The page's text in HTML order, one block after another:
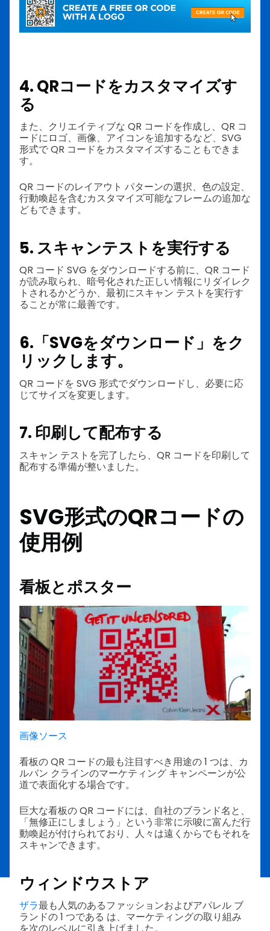
4. QRコードをカスタマイズす
る
また、クリエイティブな QR コードを作成し、QR コ
ードにロゴ、画像、アイコンを追加するなど、SVG
形式で QR コードをカスタマイズすることもできま
す。
QR コードのレイアウト パターンの選択、色の設定、
行動喚起を含むカスタマイズ可能なフレームの追加な
どもできます。
5. スキャンテストを実行する
QR コード SVG をダウンロードする前に、QR コード
が読み取られ、暗号化された正しい情報にリダイレク
トされるかどうか、最初にスキャン テストを実行す
ることが常に最善です。
6.「SVGをダウンロード」をク
リックします。
QR コードを SVG 形式でダウンロードし、必要に応
じてサイズを変更します。
7. 印刷して配布する
スキャン テストを完了したら、QR コードを印刷して
配布する準備が整いました。
SVG形式のQRコードの
使用例
看板とポスター
画像ソース
看板の QR コードの最も注目すべき用途の 1 つは、カ
ルバン クラインのマーケティング キャンペーンが公
道で表面化する場合です。
巨大な看板の QR コードには、自社のブランド名と、
「無修正にしましょう」という非常に示唆に富んだ行
動喚起が付けられており、人々は遠くからでもそれを
スキャンできます。
ウィンドウストア
ザラ最も人気のあるファッションおよびアパレル ブ
ランドの 1 つである は、マーケティングの取り組み